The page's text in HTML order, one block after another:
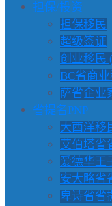
担保/投资
担保移民
超级签证
创业移民
BC省商
萨省企业
省提名PNP
大西洋移
艾伯塔省
爱德华王
安大略省
卑诗省省